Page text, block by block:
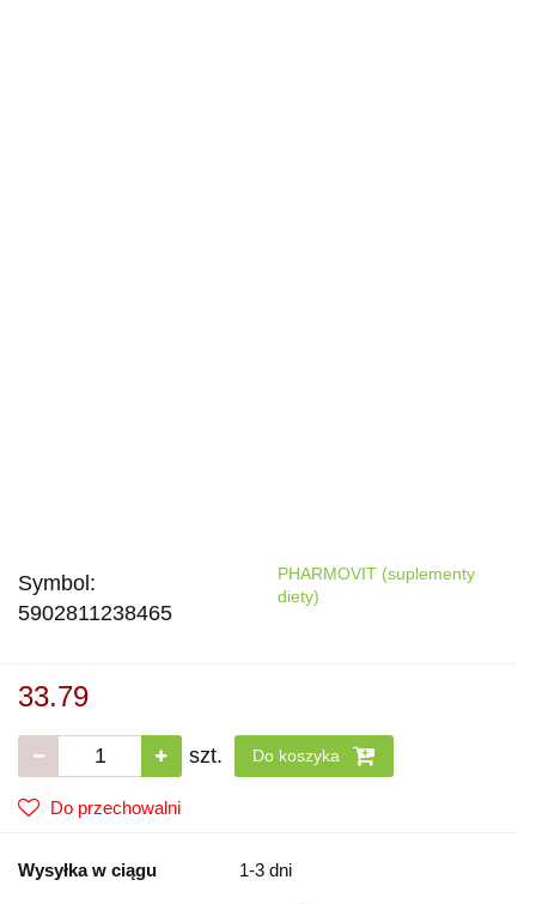
Symbol:
5902811238465
PHARMOVIT (suplementy
diety)
33.79
szt. Do koszyka
Do przechowalni
Wysyłka w ciągu 1-3 dni